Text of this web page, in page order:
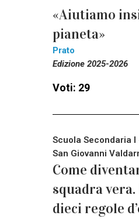
«Aiutiamo
pianeta»
Prato
Edizione 2025-2026
Voti: 29
Scuola Secondaria
San Giovanni
Come
squadra
dieci regole